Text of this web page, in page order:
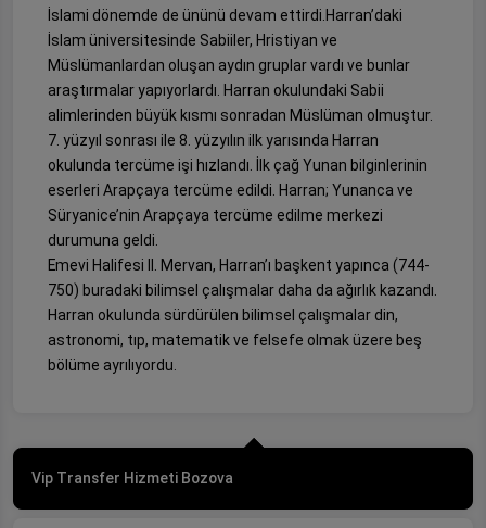
İslami dönemde de ününü devam ettirdi.Harran’daki
İslam üniversitesinde Sabiiler, Hristiyan ve
Müslümanlardan oluşan aydın gruplar vardı ve bunlar
araştırmalar yapıyorlardı. Harran okulundaki Sabii
alimlerinden büyük kısmı sonradan Müslüman olmuştur.
7. yüzyıl sonrası ile 8. yüzyılın ilk yarısında Harran
okulunda tercüme işi hızlandı. İlk çağ Yunan bilginlerinin
eserleri Arapçaya tercüme edildi. Harran; Yunanca ve
Süryanice’nin Arapçaya tercüme edilme merkezi
durumuna geldi.
Emevi Halifesi II. Mervan, Harran’ı başkent yapınca (744-
750) buradaki bilimsel çalışmalar daha da ağırlık kazandı.
Harran okulunda sürdürülen bilimsel çalışmalar din,
astronomi, tıp, matematik ve felsefe olmak üzere beş
bölüme ayrılıyordu.
Vip Transfer Hizmeti Bozova